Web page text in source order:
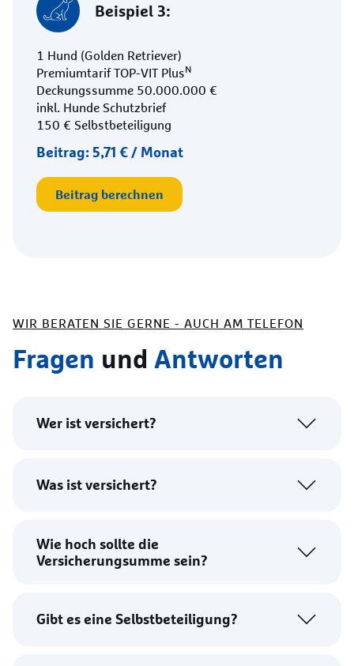
Beispiel 3:
1 Hund (Golden Retriever)
Premiumtarif TOP-VIT Plus N
Deckungssumme 50.000.000 €
inkl. Hunde Schutzbrief
150 € Selbstbeteiligung
Beitrag: 5,71 € / Monat
Beitrag berechnen
WIR BERATEN SIE GERNE - AUCH AM TELEFON
Fragen und Antworten
Wer ist versichert?
Was ist versichert?
Wie hoch sollte die
Versicherungsumme sein?
Gibt es eine Selbstbeteiligung?